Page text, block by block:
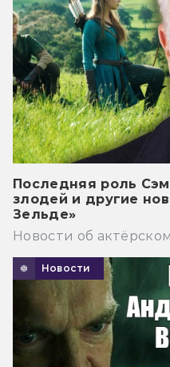
Последняя роль
злодей и другие
Зельде»
Новости об
Новости